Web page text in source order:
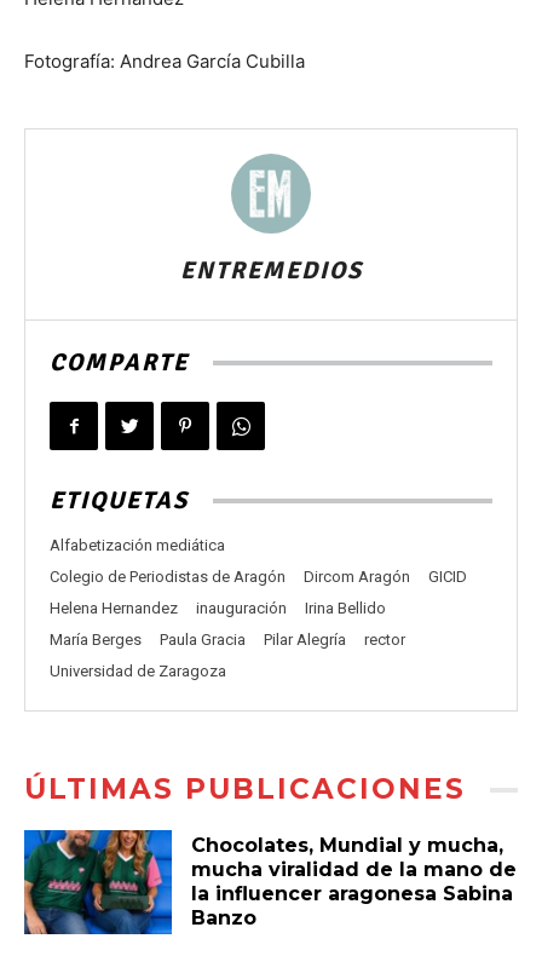
Fotografía: Andrea García Cubilla
ENTREMEDIOS
COMPARTE
ETIQUETAS
Alfabetización mediática
Colegio de Periodistas de Aragón
Dircom Aragón
GICID
Helena Hernandez
inauguración
Irina Bellido
María Berges
Paula Gracia Pilar Alegría
rector
Universidad de Zaragoza
ÚLTIMAS PUBLICACIONES
Chocolates, Mundial y mucha,
mucha viralidad de la mano de
la influencer aragonesa Sabina
Banzo